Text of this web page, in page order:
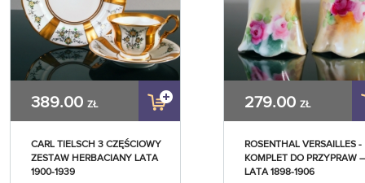
389.00 ZŁ
CARL TIELSCH 3 CZĘŚCIOWY
ZESTAW HERBACIANY LATA
1900-1939
279.00 ZŁ
ROSENTHAL VERSAILLES -
KOMPLET DO PRZYPRAW –
LATA 1898-1906